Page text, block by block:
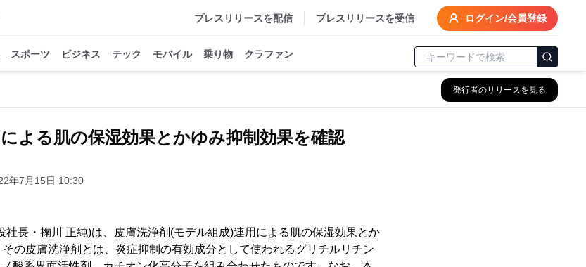
プレスリリースを配信 プレスリリースを受信 ログイン/会員登録
スポーツ ビジネス テック モバイル 乗り物 クラファン
発行者のリリースを見る
よる肌の保湿効果とかゆみ抑制効果を確認
年7月15日 10:30
長・掬川 正純)は、皮膚洗浄剤(モデル組成)連用による肌の保湿効果とか
の皮膚洗浄剤とは、炎症抑制の有効成分として使われるグリチルリチン